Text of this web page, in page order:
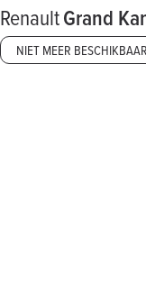
RenaultGrand
NIET MEER BESCHIKBAAR